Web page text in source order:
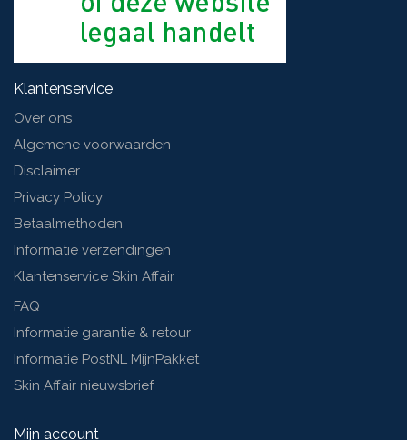
Klantenservice
Over ons
Algemene voorwaarden
Disclaimer
Privacy Policy
Betaalmethoden
Informatie verzendingen
Klantenservice Skin Affair
FAQ
Informatie garantie & retour
Informatie PostNL MijnPakket
Skin Affair nieuwsbrief
Mijn account